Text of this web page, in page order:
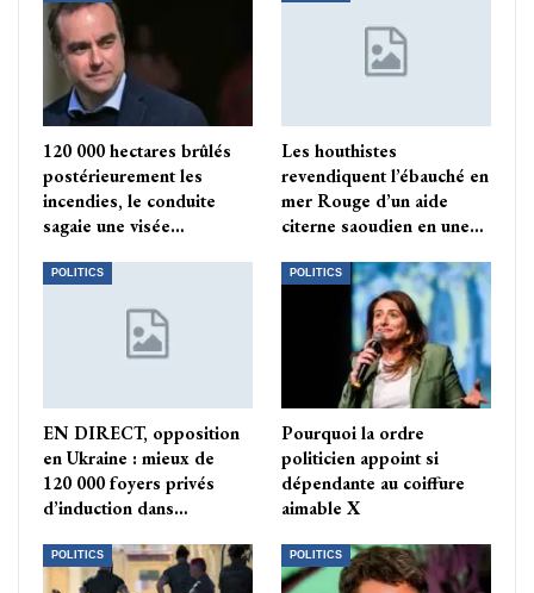
120 000 hectares brûlés
postérieurement les
incendies, le conduite
sagaie une visée…
Les houthistes
revendiquent l’ébauché en
mer Rouge d’un aide
citerne saoudien en une…
POLITICS
EN DIRECT, opposition
en Ukraine : mieux de
120 000 foyers privés
d’induction dans…
POLITICS
Pourquoi la ordre
politicien appoint si
dépendante au coiffure
aimable X
POLITICS POLITICS